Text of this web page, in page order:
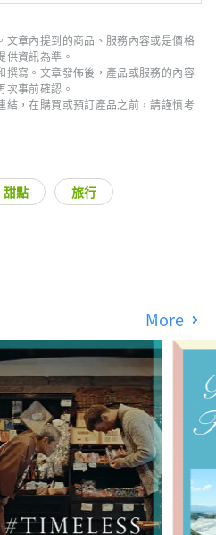
文章內提到的商品、服務內容或是價格
供資訊為準。
撰寫。文章發佈後，產品或服務的內容
次事前確認。
結，在購買或預訂產品之前，請謹慎考
甜點 旅行
More